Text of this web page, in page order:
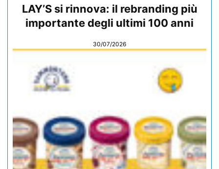
LAY’S si rinnova: il rebranding più
importante degli ultimi 100 anni
30/07/2026